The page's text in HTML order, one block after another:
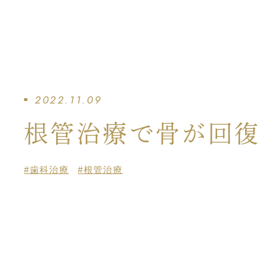
2022.11.09
根管治療で骨が回復
#歯科治療 #根管治療